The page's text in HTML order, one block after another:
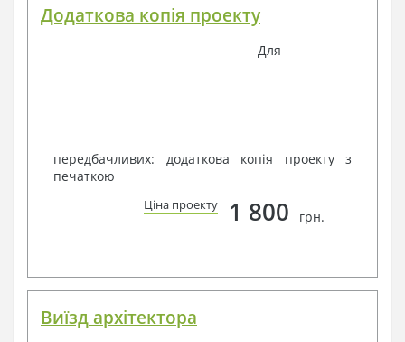
Додаткова копія проекту
Для
передбачливих: додаткова копія проекту з
печаткою
Ціна проекту 1 800 грн.
Виїзд архітектора